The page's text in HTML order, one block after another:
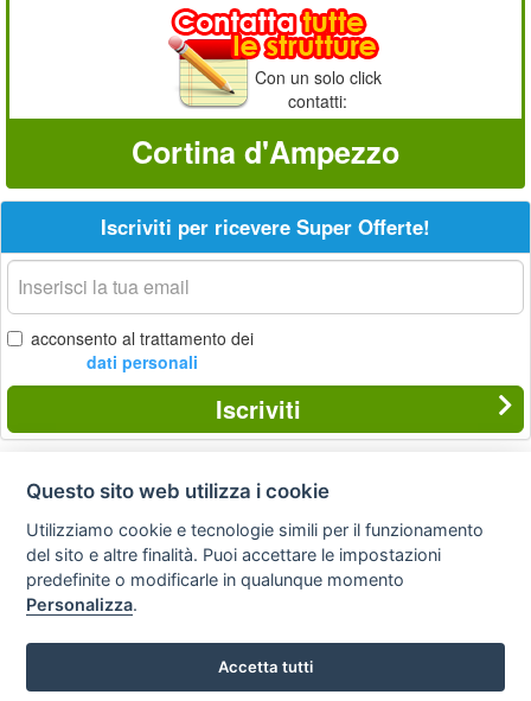
Con un solo click
contatti:
Cortina d'Ampezzo
Iscriviti per ricevere Super Offerte!
La
tua
email
acconsento al trattamento dei
dati personali
Iscriviti
Privacy
policy
Avviso
legale
Preferenze cookie
Copyright © 2008
SVILUPPO TURISMO ITALIA S.r.L. unipersonale
P.IVA: 01665350433 - R.E.A. FM-195884 Via A. Costa, 2
Questo sito web utilizza i cookie
Utilizziamo cookie e tecnologie simili per il funzionamento
del sito e altre finalità. Puoi accettare le impostazioni
predefinite o modificarle in qualunque momento
Personalizza.
Accetta tutti